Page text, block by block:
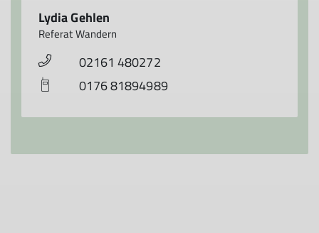
Lydia Gehlen
Referat Wandern
02161 480272
0176 81894989